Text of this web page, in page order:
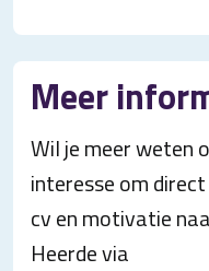
Meer
Wil je meer weten
interesse om
cv en motivatie
Heerde via